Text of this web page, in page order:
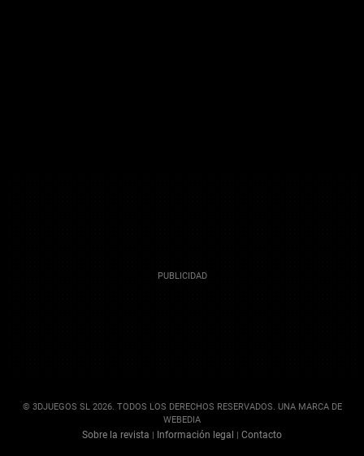
© 3DJUEGOS SL 2026. TODOS LOS DERECHOS RESERVADOS. UNA MARCA DE
WEBEDIA
Sobre la revista | Información legal | Contacto